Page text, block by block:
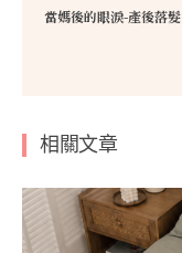
當媽後的眼淚-產後落髮
相關文章